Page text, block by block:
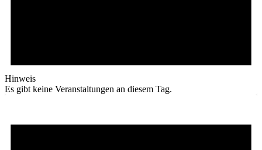
Hinweis
Es gibt keine Veranstaltungen an diesem Tag.